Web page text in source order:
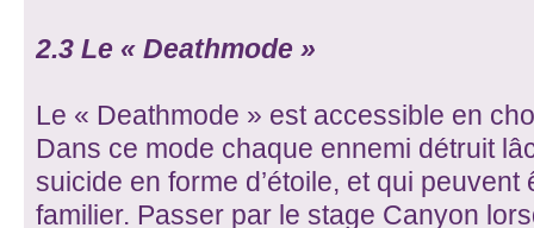
2.3 Le « Deathmode »
Le « Deathmode » est accessible en
Dans ce mode chaque ennemi détruit
suicide en forme d’étoile, et qui
familier. Passer par le stage Canyon